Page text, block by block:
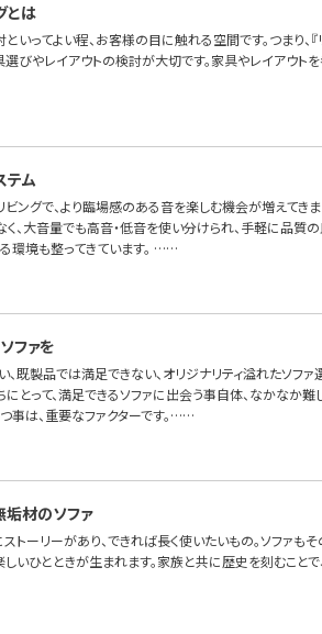
とは
いってよい程、お客様の目に触れる空間です。つまり、
びやレイアウトの検討が大切です。家具やレイアウト
テム
ングで、より臨場感のある音を楽しむ機会が増えてき
、大音量でも高音・低音を使い分けられ、手軽に品質
環境も整ってきています。 ……
ファを
既製品では満足できない、オリジナリティ溢れたソファ
とって、満足できるソファに出会う事自体、なかなか難
事は、重要なファクターです。……
垢材のソファ
ーリーがあり、できれば長く使いたいもの。ソファも
しいひとときが生まれます。家族と共に歴史を刻むこと